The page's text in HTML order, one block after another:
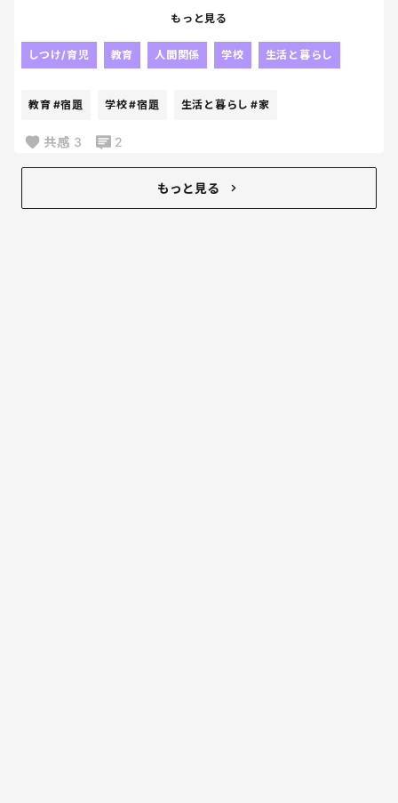
やっぱり人の「見た」とか
じゃないかなぁ～って思っていた通り、
2日後に
毎日荷物開けないパターンね！？笑
戻ってきたことが何よりだから
我が家ってましたようーーーー。笑
もっと見る
しつけ/育児 教育 人間関係 学校 生活と暮らし
教育 #宿題 学校#宿題 生活と暮らし #家
共感 3 2
もっと見る